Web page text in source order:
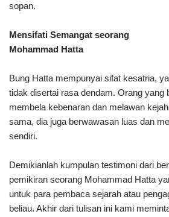
sopan.
Mensifati Semangat seorang
Mohammad Hatta
Bung Hatta mempunyai sifat kesatria,
tidak disertai rasa dendam. Orang yang
membela kebenaran dan melawan
sama, dia juga berwawasan luas dan
sendiri.
Demikianlah kumpulan testimoni dari
pemikiran seorang Mohammad Hatta
untuk para pembaca sejarah atau
beliau. Akhir dari tulisan ini kami